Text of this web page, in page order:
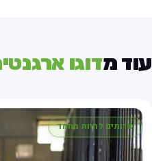
מדוגו
שרותים לחיות מחמד